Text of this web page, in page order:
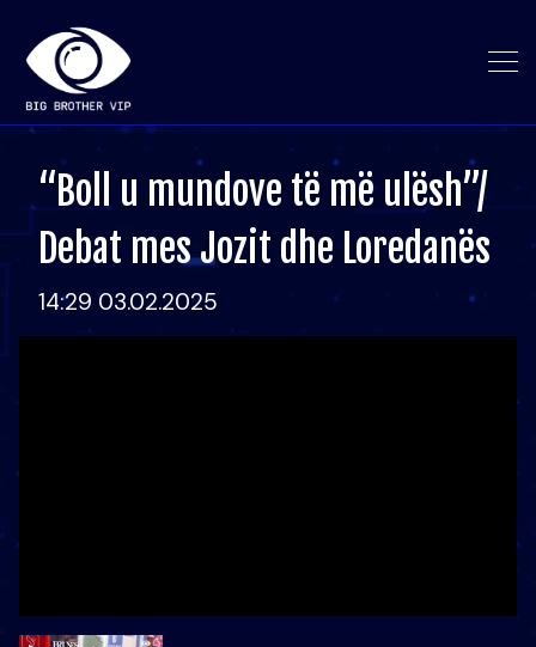
“Boll u mundove të më ulësh”/
Debat mes Jozit dhe Loredanës
14:29 03.02.2025